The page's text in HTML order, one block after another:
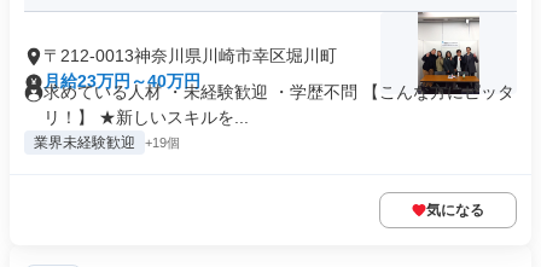
〒212-0013神奈川県川崎市幸区堀川町
月給23万円～40万円
求めている人材 ・未経験歓迎 ・学歴不問 【こんな方にピッタ
リ！】 ★新しいスキルを...
業界未経験歓迎 +19個
気になる